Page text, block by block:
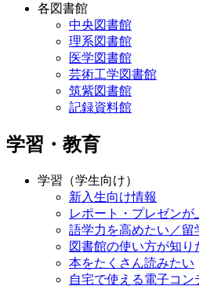
各図書館
中央図書館
理系図書館
医学図書館
芸術工学図書館
筑紫図書館
記録資料館
学習・教育
学習（学生向け）
新入生向け情報
レポート・プレゼンが
語学力を高めたい／留
図書館の使い方が知り
本をたくさん読みたい
自宅で使える電子コン